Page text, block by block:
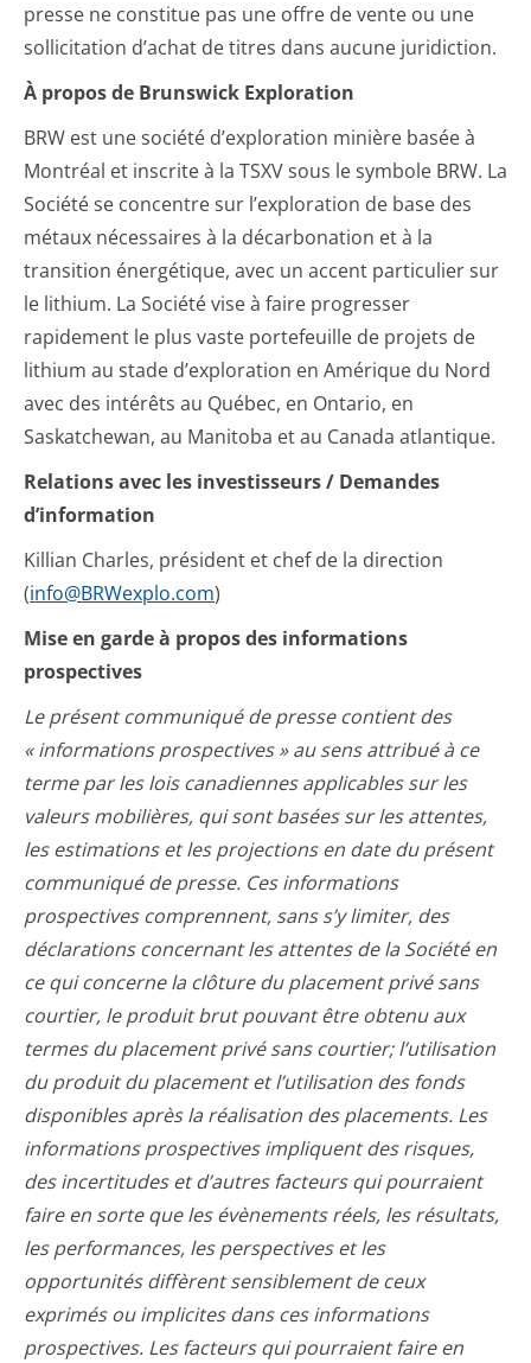
presse ne constitue pas une offre de vente ou une
sollicitation d’achat de titres dans aucune juridiction.
À propos de Brunswick Exploration
BRW est une société d’exploration minière basée à
Montréal et inscrite à la TSXV sous le symbole BRW. La
Société se concentre sur l’exploration de base des
métaux nécessaires à la décarbonation et à la
transition énergétique, avec un accent particulier sur
le lithium. La Société vise à faire progresser
rapidement le plus vaste portefeuille de projets de
lithium au stade d’exploration en Amérique du Nord
avec des intérêts au Québec, en Ontario, en
Saskatchewan, au Manitoba et au Canada atlantique.
Relations avec les investisseurs / Demandes
d’information
Killian Charles, président et chef de la direction
(info@BRWexplo.com)
Mise en garde à propos des informations
prospectives
Le présent communiqué de presse contient des
« informations prospectives » au sens attribué à ce
terme par les lois canadiennes applicables sur les
valeurs mobilières, qui sont basées sur les attentes,
les estimations et les projections en date du présent
communiqué de presse. Ces informations
prospectives comprennent, sans s’y limiter, des
déclarations concernant les attentes de la Société en
ce qui concerne la clôture du placement privé sans
courtier, le produit brut pouvant être obtenu aux
termes du placement privé sans courtier; l’utilisation
du produit du placement et l’utilisation des fonds
disponibles après la réalisation des placements. Les
informations prospectives impliquent des risques,
des incertitudes et d’autres facteurs qui pourraient
faire en sorte que les évènements réels, les résultats,
les performances, les perspectives et les
opportunités diffèrent sensiblement de ceux
exprimés ou implicites dans ces informations
prospectives. Les facteurs qui pourraient faire en